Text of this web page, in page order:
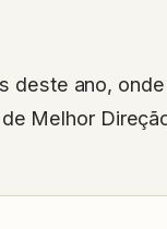
deste ano,
Melhor